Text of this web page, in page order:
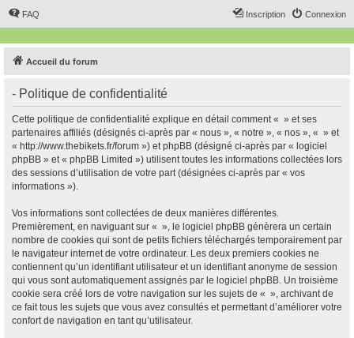
FAQ Connexion
Inscription
Accueil du forum
- Politique de confidentialité
Cette politique de confidentialité explique en détail comment « » et ses
partenaires affiliés (désignés ci-après par « nous », « notre », « nos », « » et
« http://www.thebikets.fr/forum ») et phpBB (désigné ci-après par « logiciel
phpBB » et « phpBB Limited ») utilisent toutes les informations collectées lors
des sessions d’utilisation de votre part (désignées ci-après par « vos
informations »).
Vos informations sont collectées de deux manières différentes.
Premièrement, en naviguant sur « », le logiciel phpBB génèrera un certain
nombre de cookies qui sont de petits fichiers téléchargés temporairement par
le navigateur internet de votre ordinateur. Les deux premiers cookies ne
contiennent qu’un identifiant utilisateur et un identifiant anonyme de session
qui vous sont automatiquement assignés par le logiciel phpBB. Un troisième
cookie sera créé lors de votre navigation sur les sujets de « », archivant de
ce fait tous les sujets que vous avez consultés et permettant d’améliorer votre
confort de navigation en tant qu’utilisateur.